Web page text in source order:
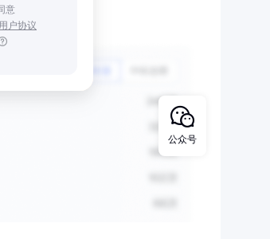
意
用户协议
公众号